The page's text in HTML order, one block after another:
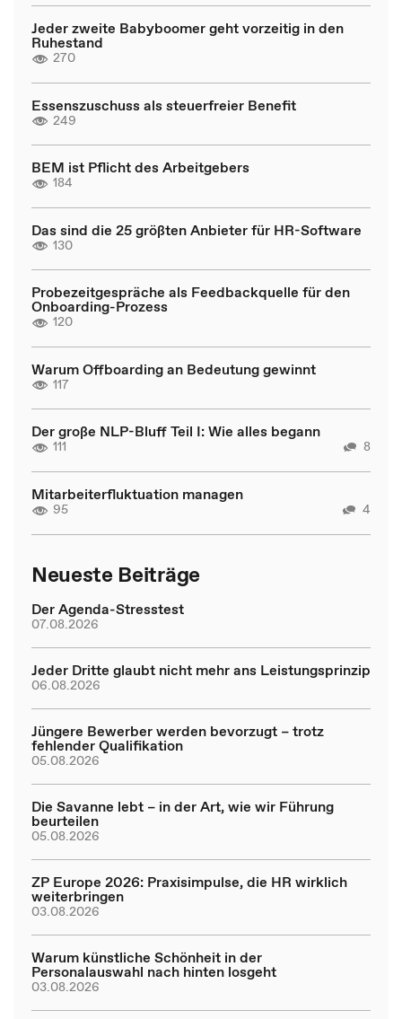
Jeder zweite Babyboomer geht vorzeitig in den
Ruhestand
270
Essenszuschuss als steuerfreier Benefit
249
BEM ist Pflicht des Arbeitgebers
184
Das sind die 25 größten Anbieter für HR-Software
130
Probezeitgespräche als Feedbackquelle für den
Onboarding-Prozess
120
Warum Offboarding an Bedeutung gewinnt
117
Der große NLP-Bluff Teil I: Wie alles begann
111 8
Mitarbeiterfluktuation managen
95 4
Neueste Beiträge
Der Agenda-Stresstest
07.08.2026
Jeder Dritte glaubt nicht mehr ans Leistungsprinzip
06.08.2026
Jüngere Bewerber werden bevorzugt – trotz
fehlender Qualifikation
05.08.2026
Die Savanne lebt – in der Art, wie wir Führung
beurteilen
05.08.2026
ZP Europe 2026: Praxisimpulse, die HR wirklich
weiterbringen
03.08.2026
Warum künstliche Schönheit in der
Personalauswahl nach hinten losgeht
03.08.2026